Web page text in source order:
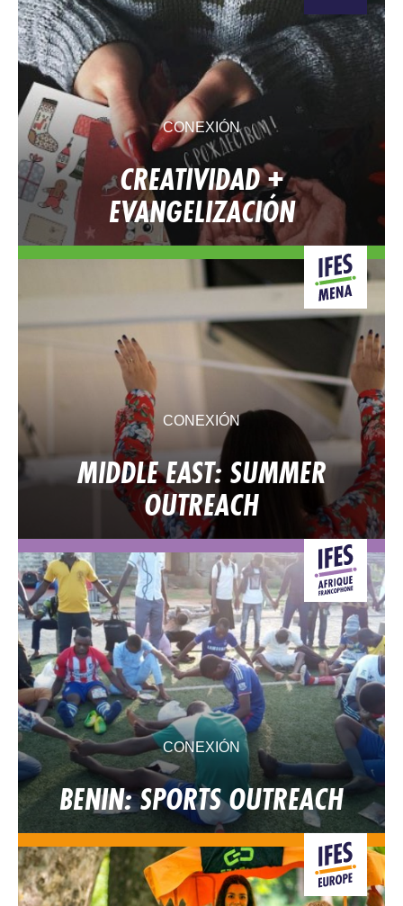
CONEXIÓN
CREATIVIDAD +
EVANGELIZACIÓN
CONEXIÓN
MIDDLE EAST: SUMMER
OUTREACH
CONEXIÓN
BENIN: SPORTS OUTREACH